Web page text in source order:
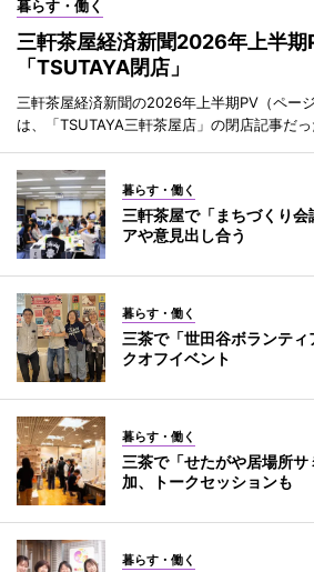
暮らす・働く
三軒茶屋経済新聞2026年上半期
「TSUTAYA閉店」
三軒茶屋経済新聞の2026年上半期PV（ペー
は、「TSUTAYA三軒茶屋店」の閉店記事だっ
暮らす・働く
三軒茶屋で「まちづくり
アや意見出し合う
暮らす・働く
三茶で「世田谷ボランテ
クオフイベント
暮らす・働く
三茶で「せたがや居場所
加、トークセッションも
暮らす・働く